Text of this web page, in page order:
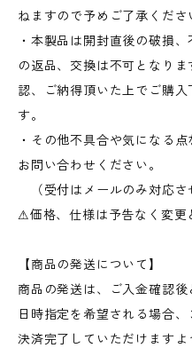
ねますので予めご了承くださ
・本製品は開封直後の破損
の返品、交換は不可となり
認、ご納得頂いた上でご購
す。
・その他不具合や気になる
お問い合わせください。
（受付はメールのみ対応さ
⚠︎価格、仕様は予告なく変更
【商品の発送について】
商品の発送は、ご入金確認後
日時指定を希望される場合、
決済完了していただけますよ